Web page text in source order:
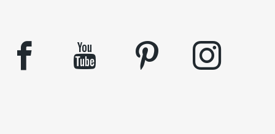
facebook youtube pinterest instagram